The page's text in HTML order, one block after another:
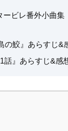
ービレ番外小
の鮫』あらす
話』あらすじ&